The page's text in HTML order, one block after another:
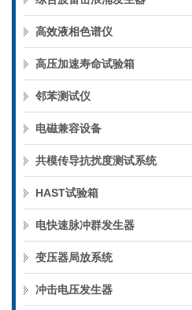
高效液相色谱仪
高压加速寿命试验箱
邻苯测试仪
电磁兼容设备
共模传导抗扰度测试系统
HAST试验箱
电快速脉冲群发生器
变压器局放系统
冲击电压发生器